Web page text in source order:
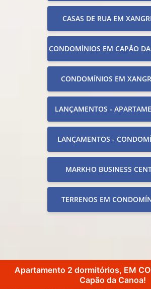
CASAS DE RUA EM
CONDOMÍNIOS EM CAPÃO
CONDOMÍNIOS EM
LANÇAMENTOS -
LANÇAMENTOS -
MARKHO BUSINESS
TERRENOS EM
Apartamento 2 dormitórios, EM
Capão da Canoa!